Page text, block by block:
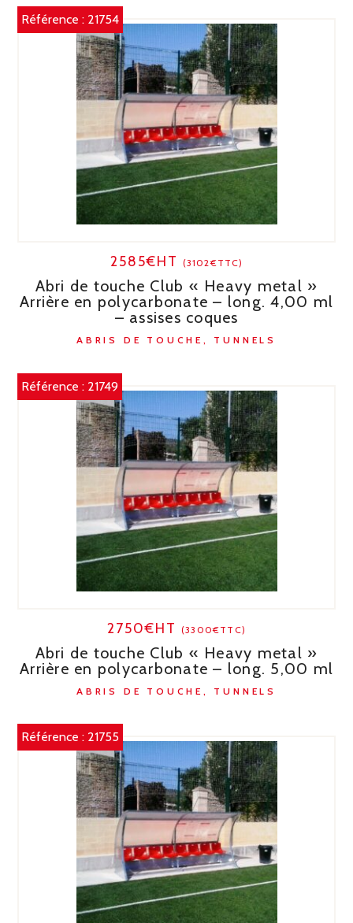
Référence : 21754
2585€HT (3102€TTC)
Abri de touche Club « Heavy metal »
Arrière en polycarbonate – long. 4,00 ml
– assises coques
ABRIS DE TOUCHE, TUNNELS
Référence : 21749
2750€HT (3300€TTC)
Abri de touche Club « Heavy metal »
Arrière en polycarbonate – long. 5,00 ml
ABRIS DE TOUCHE, TUNNELS
Référence : 21755